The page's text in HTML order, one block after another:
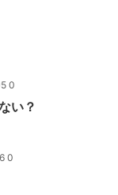
0
い？
0